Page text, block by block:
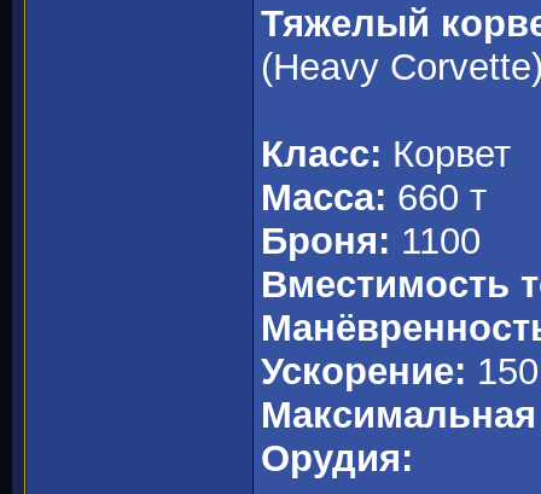
Тяжелый
(Heavy
Класс: Корвет
Масса: 660 т
Броня: 1100
Вместимость
Ускорение:
Орудия: